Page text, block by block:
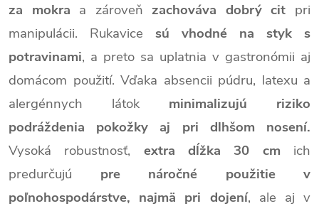
za mokra a zároveň zachováva dobrý cit pri
manipulácii. Rukavice sú vhodné na styk s
potravinami, a preto sa uplatnia v gastronómii aj
domácom použití. Vďaka absencii púdru, latexu a
alergénnych látok minimalizujú riziko
podráždenia pokožky aj pri dlhšom nosení.
Vysoká robustnosť, extra dĺžka 30 cm ich
predurčujú pre náročné použitie v
poľnohospodárstve, najmä pri dojení, ale aj v